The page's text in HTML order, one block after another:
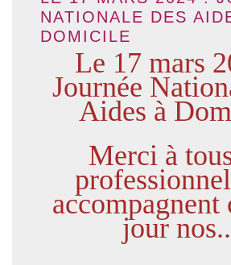
NATIONALE DES
DOMICILE
Le 17 mars
Journée
Aides à
Merci à
accompagnent
jour